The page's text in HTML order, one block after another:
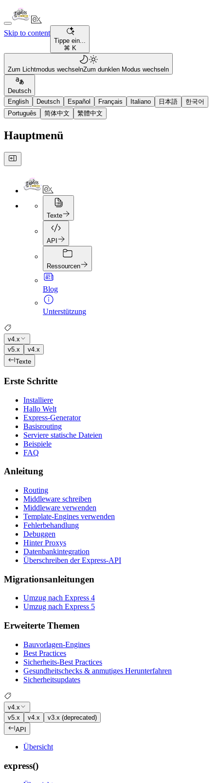
Skip to content
Tippe ein...
⌘ K
Zum Lichtmodus wechselnZum dunklen Modus wechseln
Deutsch
English
Deutsch Español Français Italiano 日本語
한국어
Português
简体中文 繁體中文
Hauptmenü
Texte
API
Ressourcen
Blog
Unterstützung
v4.x
v5.x
v4.x
Texte
Erste Schritte
Installiere
Hallo Welt
Express-Generator
Basisrouting
Serviere statische Dateien
Beispiele
FAQ
Anleitung
Routing
Middleware schreiben
Middleware verwenden
Template-Engines verwenden
Fehlerbehandlung
Debuggen
Hinter Proxys
Datenbankintegration
Überschreiben der Express-API
Migrationsanleitungen
Umzug nach Express 4
Umzug nach Express 5
Erweiterte Themen
Bauvorlagen-Engines
Best Practices
Sicherheits-Best Practices
Gesundheitschecks & anmutiges Herunterfahren
Sicherheitsupdates
v4.x
v5.x
v4.x
v3.x (deprecated)
API
Übersicht
express()